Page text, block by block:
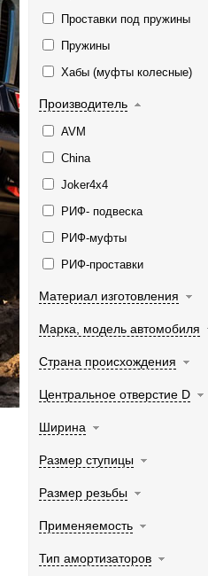
Проставки под пружины
Пружины
Хабы (муфты колесные)
Производитель
AVM
China
Joker4x4
РИФ- подвеска
РИФ-муфты
РИФ-проставки
Материал изготовления
Марка, модель автомобиля
Страна происхождения
Центральное отверстие D
Ширина
Размер ступицы
Размер резьбы
Применяемость
Тип амортизаторов